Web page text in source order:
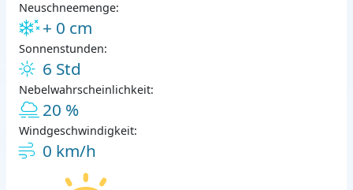
Neuschneemenge:
+ 0 cm
Sonnenstunden:
6 Std
Nebelwahrscheinlichkeit:
20 %
Windgeschwindigkeit:
0 km/h